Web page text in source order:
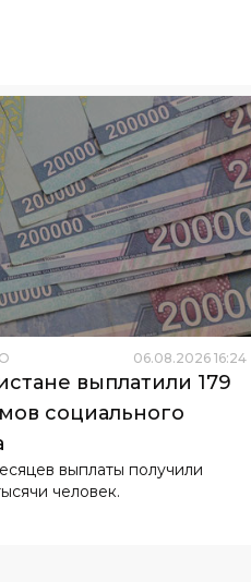
06.08.2026 16:24
выплатили 179
социального
выплаты получили
человек.